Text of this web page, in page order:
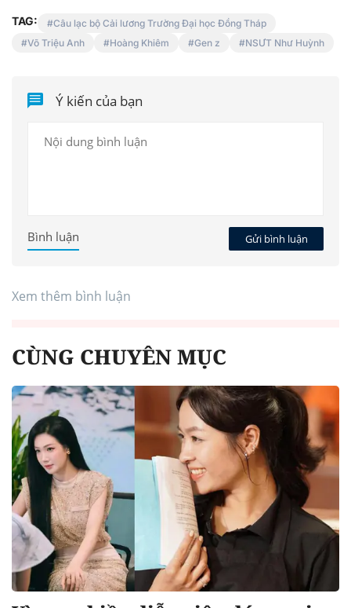
TAG:
Câu lạc bộ Cải lương Trường Đại học Đồng Tháp
Võ Triệu Anh
Hoàng Khiêm Gen z NSƯT Như Huỳnh
Ý kiến của bạn
Gửi bình luận
Bình luận
Xem thêm bình luận
CÙNG CHUYÊN MỤC